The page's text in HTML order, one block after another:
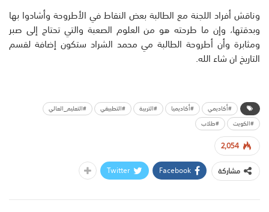
وناقش أفراد اللجنة مع الطالبة بعض النقاط في الأطروحة وأشادوا بها
وبدقتها، وإن ما طرحته هو من العلوم الصعبة والتي تحتاج إلى صبر
ومثابرة وأن أطروحة الطالبة مي محمد الشراد ستكون إضافة لقسم
التاريخ ان شاء الله.
#أكاديمي #أكاديميا #التربية #التطبيقي
#التعليم_العالي
#الكويت
#طلاب
2,054
مشاركة
Facebook
Twitter